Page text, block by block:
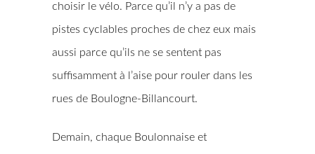
choisir le vélo. Parce qu’il n’y a pas de
pistes cyclables proches de chez eux mais
aussi parce qu’ils ne se sentent pas
suffisamment à l’aise pour rouler dans les
rues de Boulogne-Billancourt.
Demain, chaque Boulonnaise et